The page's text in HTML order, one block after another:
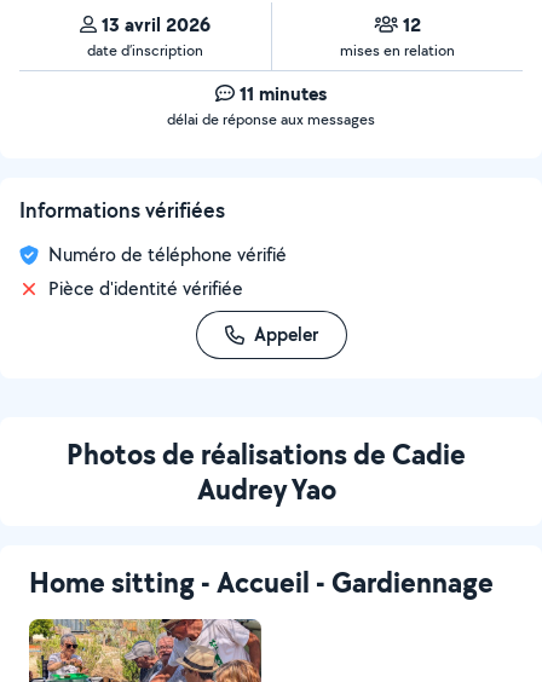
13 avril 2026
date d’inscription
12
mises en relation
11 minutes
délai de réponse aux messages
Informations vérifiées
Numéro de téléphone vérifié
Pièce d'identité vérifiée
Appeler
Photos de réalisations de Cadie
Audrey Yao
Home sitting - Accueil - Gardiennage